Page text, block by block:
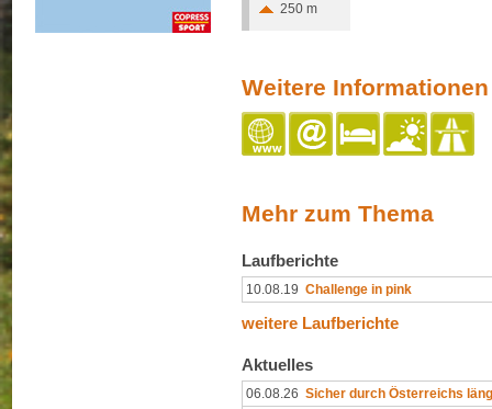
250 m
Weitere Informationen
Mehr zum Thema
Laufberichte
10.08.19 Challenge in pink
weitere Laufberichte
Aktuelles
06.08.26 Sicher durch Österreichs